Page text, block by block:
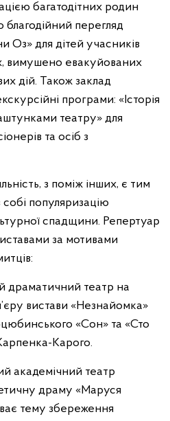
багатодітних родин
благодійний перегляд
Оз» для дітей учасників
вимушено евакуйованих
дій. Також заклад
програми: «Історія
театру» для
та осіб з
з поміж інших, є тим
популяризацію
спадщини. Репертуар
за мотивами
драматичний театр на
вистави «Незнайомка»
«Сон» та «Сто
Карого.
академічний театр
драму «Маруся
тему збереження